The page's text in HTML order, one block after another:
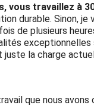
vous travaillez à
durable. Sinon,
de plusieurs
la charge
que nous